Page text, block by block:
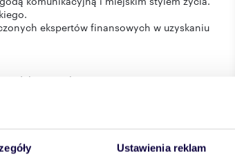
Ustawienia reklam
ekspertów finansowych w uzyskaniu
Cywilnego.